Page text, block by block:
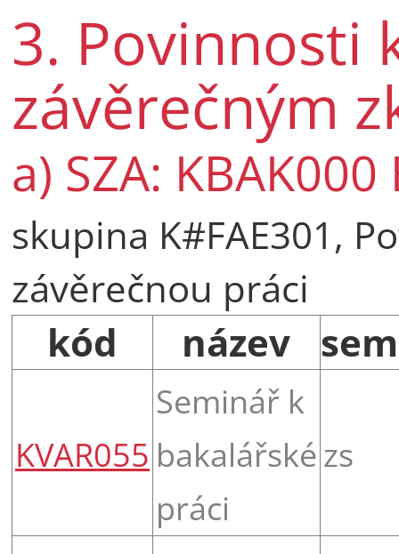
3. Povinnosti
závěrečným
a) SZA:
skupina K#FAE301,
závěrečnou práci
kód
název
KVAR055
Seminář k
bakalářské
práci
zs